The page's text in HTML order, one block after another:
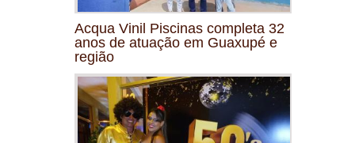
Acqua Vinil Piscinas completa 32
anos de atuação em Guaxupé e
região